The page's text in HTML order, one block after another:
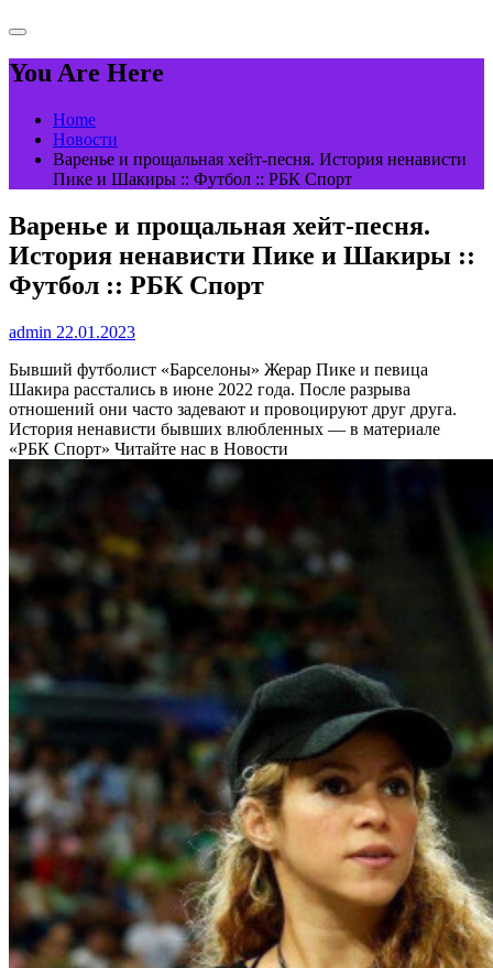
You Are Here
Home
Новости
Варенье и прощальная хейт-песня. История ненависти
Пике и Шакиры :: Футбол :: РБК Спорт
Варенье и прощальная хейт-песня.
История ненависти Пике и Шакиры ::
Футбол :: РБК Спорт
admin 22.01.2023
Бывший футболист «Барселоны» Жерар Пике и певица
Шакира расстались в июне 2022 года. После разрыва
отношений они часто задевают и провоцируют друг друга.
История ненависти бывших влюбленных — в материале
«РБК Спорт» Читайте нас в Новости